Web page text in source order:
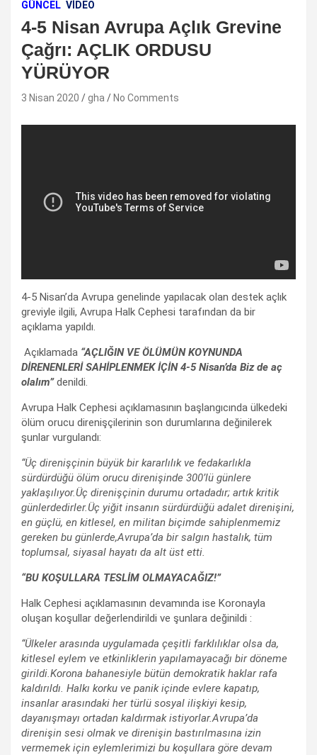
GÜNCEL VIDEO
4-5 Nisan Avrupa Açlık Grevine
Çağrı: AÇLIK ORDUSU
YÜRÜYOR
3 Nisan 2020 gha No Comments
4-5 Nisan’da Avrupa genelinde yapılacak olan destek açlık
greviyle ilgili, Avrupa Halk Cephesi tarafından da bir
açıklama yapıldı.
Açıklamada “AÇLIĞIN VE ÖLÜMÜN KOYNUNDA
DİRENENLERİ SAHİPLENMEK İÇİN 4-5 Nisan’da Biz de aç
olalım”denildi.
Avrupa Halk Cephesi açıklamasının başlangıcında ülkedeki
ölüm orucu direnişçilerinin son durumlarına değinilerek
şunlar vurgulandı:
“Üç direnişçinin büyük bir kararlılık ve fedakarlıkla
sürdürdüğü ölüm orucu direnişinde 300’lü günlere
yaklaşılıyor.Üç direnişçinin durumu ortadadır; artık kritik
günlerdedirler.Üç yiğit insanın sürdürdüğü adalet direnişini,
en güçlü, en kitlesel, en militan biçimde sahiplenmemiz
gereken bu günlerde,Avrupa’da bir salgın hastalık, tüm
toplumsal, siyasal hayatı da alt üst etti.
“BU KOŞULLARA TESLİM OLMAYACAĞIZ!”
Halk Cephesi açıklamasının devamında ise Koronayla
oluşan koşullar değerlendirildi ve şunlara değinildi :
“Ülkeler arasında uygulamada çeşitli farklılıklar olsa da,
kitlesel eylem ve etkinliklerin yapılamayacağı bir döneme
girildi.Korona bahanesiyle bütün demokratik haklar rafa
kaldırıldı. Halkı korku ve panik içinde evlere kapatıp,
insanlar arasındaki her türlü sosyal ilişkiyi kesip,
dayanışmayı ortadan kaldırmak istiyorlar.Avrupa’da
direnişin sesi olmak ve direnişin bastırılmasına izin
vermemek için eylemlerimizi bu koşullara göre devam